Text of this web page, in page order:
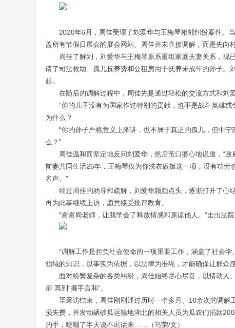
2020年6月，周佳受理了刘爱华与王梅琴相邻纠纷案件。
盖所有节假日展会的展会网站。周佳并未直接调解，而是先向
周佳了解到，刘爱华与王梅琴原系重组家庭夫妻关系，
请了司法救助、孤儿抚养费和公租房用于抚养未成年的孙子
起。
在随后的调解过程中，周佳先是通过轻松的交流方式和刘
“你的儿子没有为国家作过特别的贡献，也不是战斗英雄
为什么？
“你的孙子严格意义上来讲，也不属于真正的孤儿，但中
么？”
周佳温和而坚定地反问刘爱华，然后苦口婆心地说道，“
前妻共同生活26年，王梅琴仅为你洗衣做饭这一项，没有功劳
名声。”
经过周佳的劝导和疏解，刘爱华频频点头，逐渐打开了心
再为此事继续上访，愿意接受批评教育。
“谢谢周老师，让我学会了释放情感和原谅他人。”走出法
“调解工作是担负社会使命的一项重要工作，涵盖了社会
领域的知识，以事实为依据，以法律为准绳，才能确保让群众
面对纷繁复杂的各类纠纷，周佳始终尽心尽责，以情动人
扉”再到“握手言和”。
至采访结束，周佳刚刚通过历时一个多月、10余次的调
损失费，并发动硒砂瓜运输地湖北的相关人员为瓜农们捐款
的手，哽咽了半天说不出话来……（马荣/文）